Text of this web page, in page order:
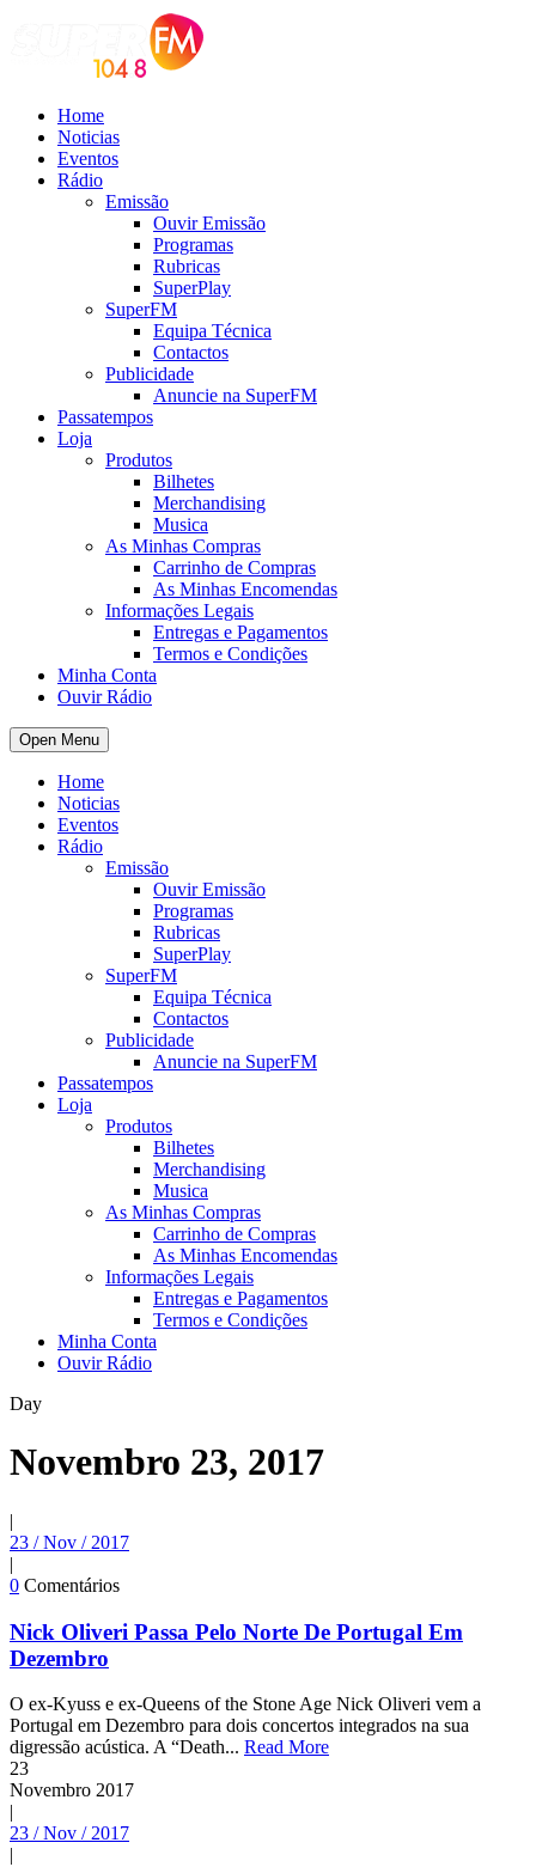
Home
Noticias
Eventos
Rádio
Emissão
Ouvir Emissão
Programas
Rubricas
SuperPlay
SuperFM
Equipa Técnica
Contactos
Publicidade
Anuncie na SuperFM
Passatempos
Loja
Produtos
Bilhetes
Merchandising
Musica
As Minhas Compras
Carrinho de Compras
As Minhas Encomendas
Informações Legais
Entregas e Pagamentos
Termos e Condições
Minha Conta
Ouvir Rádio
Open Menu
Home
Noticias
Eventos
Rádio
Emissão
Ouvir Emissão
Programas
Rubricas
SuperPlay
SuperFM
Equipa Técnica
Contactos
Publicidade
Anuncie na SuperFM
Passatempos
Loja
Produtos
Bilhetes
Merchandising
Musica
As Minhas Compras
Carrinho de Compras
As Minhas Encomendas
Informações Legais
Entregas e Pagamentos
Termos e Condições
Minha Conta
Ouvir Rádio
Day
Novembro 23, 2017
|
23 / Nov / 2017
|
0 Comentários
Nick Oliveri Passa Pelo Norte De Portugal Em
Dezembro
O ex-Kyuss e ex-Queens of the Stone Age Nick Oliveri vem a
Portugal em Dezembro para dois concertos integrados na sua
digressão acústica. A “Death... Read More
23
Novembro 2017
|
23 / Nov / 2017
|